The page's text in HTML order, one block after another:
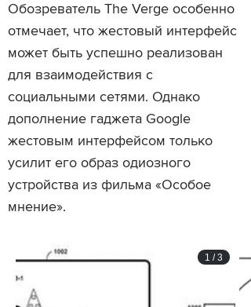
Обозреватель The Verge особенно
отмечает, что жестовый интерфейс
может быть успешно реализован
для взаимодействия с
социальными сетями. Однако
дополнение гаджета Google
жестовым интерфейсом только
усилит его образ одиозного
устройства из фильма «Особое
мнение».
1 /3